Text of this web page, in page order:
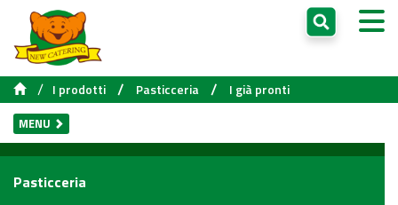
/ I prodotti / Pasticceria / I già pronti
MENU
Pasticceria